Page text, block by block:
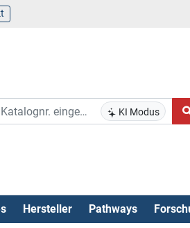
KI Modus
Hersteller Pathways